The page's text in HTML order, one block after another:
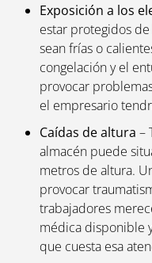
Exposición a los
estar protegidos
sean frías o
congelación y el
provocar
el empresario
Caídas de altura –
almacén puede
metros de altura.
provocar
trabajadores
médica disponible
que cuesta esa